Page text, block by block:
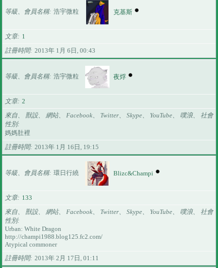
等級、會員名稱 浩宇微粒 克基斯
文章
1
註冊時間
2013年 1月 6日, 00:43
等級、會員名稱 浩宇微粒 夜烰
文章 2
來自、 獸設、 網站、 Facebook、 Twitter、 Skype、 YouTube、 噗浪、 社會
性別
媽媽肚裡
註冊時間
2013年 1月 16日, 19:15
等級、會員名稱 環日行繞 Blizc&Champi
文章
133
來自、 獸設、 網站、 Facebook、 Twitter、 Skype、 YouTube、 噗浪、 社會
性別
Urban: White Dragon
http://champi1988.blog125.fc2.com/
Atypical commoner
註冊時間
2013年 2月 17日, 01:11